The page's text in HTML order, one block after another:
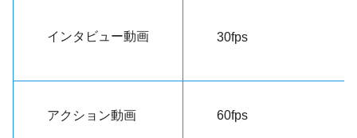
インタビュー動画 30fps
アクション動画 60fps